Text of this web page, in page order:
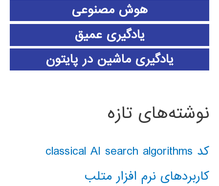
هوش مصنوعی
یادگیری عمیق
یادگیری ماشین در پایتون
نوشته‌های تازه
کد classical AI search algorithms
کاربردهای نرم افزار متلب